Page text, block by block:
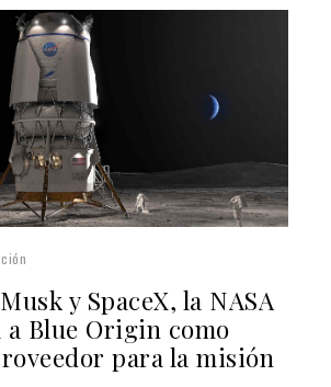
y SpaceX, la NASA
a Blue Origin como
para la misión